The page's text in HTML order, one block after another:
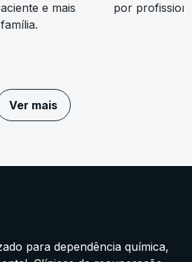
e mais
por
Ver mais
para dependência química,